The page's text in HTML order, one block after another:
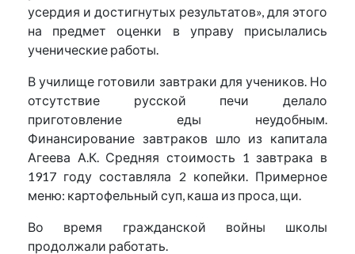
усердия и достигнутых результатов», для этого
на предмет оценки в управу присылались
ученические работы.
В училище готовили завтраки для учеников. Но
отсутствие русской печи делало
приготовление еды неудобным.
Финансирование завтраков шло из капитала
Агеева А.К. Средняя стоимость 1 завтрака в
1917 году составляла 2 копейки. Примерное
меню: картофельный суп, каша из проса, щи.
Во время гражданской войны школы
продолжали работать.